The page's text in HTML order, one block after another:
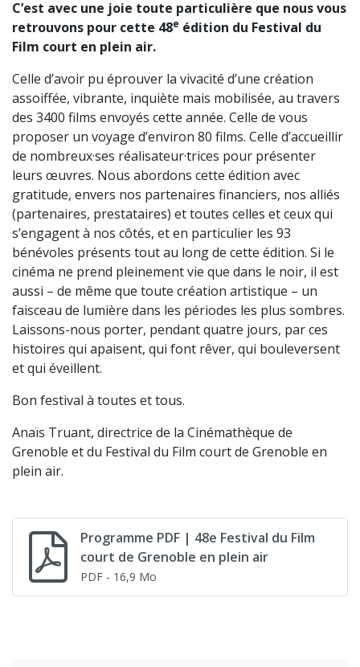
C’est avec une joie toute particulière que nous vous
retrouvons pour cette 48e édition du Festival du
Film court en plein air.
Celle d’avoir pu éprouver la vivacité d’une création
assoiffée, vibrante, inquiète mais mobilisée, au travers
des 3400 films envoyés cette année. Celle de vous
proposer un voyage d’environ 80 films. Celle d’accueillir
de nombreux·ses réalisateur·trices pour présenter
leurs œuvres. Nous abordons cette édition avec
gratitude, envers nos partenaires financiers, nos alliés
(partenaires, prestataires) et toutes celles et ceux qui
s’engagent à nos côtés, et en particulier les 93
bénévoles présents tout au long de cette édition. Si le
cinéma ne prend pleinement vie que dans le noir, il est
aussi – de même que toute création artistique – un
faisceau de lumière dans les périodes les plus sombres.
Laissons-nous porter, pendant quatre jours, par ces
histoires qui apaisent, qui font rêver, qui bouleversent
et qui éveillent.
Bon festival à toutes et tous.
Anaïs Truant, directrice de la Cinémathèque de
Grenoble et du Festival du Film court de Grenoble en
plein air.
Programme PDF | 48e Festival du Film
court de Grenoble en plein air
PDF - 16,9 Mo